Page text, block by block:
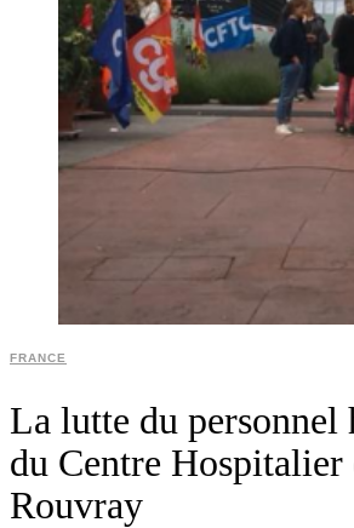
FRANCE
La lutte du personnel
du Centre Hospitalier
Rouvray